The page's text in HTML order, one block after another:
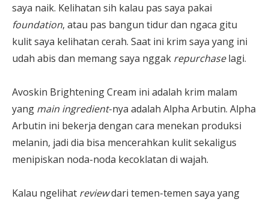
saya naik. Kelihatan sih kalau pas saya pakai
foundation, atau pas bangun tidur dan ngaca gitu
kulit saya kelihatan cerah. Saat ini krim saya yang ini
udah abis dan memang saya nggak repurchaselagi.
Avoskin Brightening Cream ini adalah krim malam
yang main ingredient-nya adalah Alpha Arbutin. Alpha
Arbutin ini bekerja dengan cara menekan produksi
melanin, jadi dia bisa mencerahkan kulit sekaligus
menipiskan noda-noda kecoklatan di wajah.
Kalau ngelihat reviewdari temen-temen saya yang